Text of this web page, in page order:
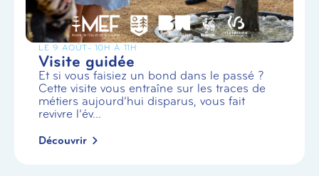
LE 9 AOÛT- 10H À 11H
Visite guidée
Et si vous faisiez un bond dans le passé ?
Cette visite vous entraîne sur les traces de
métiers aujourd’hui disparus, vous fait
revivre l’év...
Découvrir